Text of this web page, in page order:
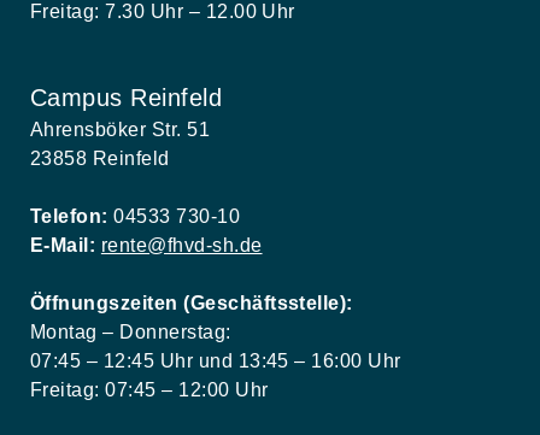
Freitag: 7.30 Uhr – 12.00 Uhr
Campus Reinfeld
Ahrensböker Str. 51
23858 Reinfeld
Telefon: 04533 730-10
E-Mail: rente@fhvd-sh.de
Öffnungszeiten (Geschäftsstelle):
Montag – Donnerstag:
07:45 – 12:45 Uhr und 13:45 – 16:00 Uhr
Freitag: 07:45 – 12:00 Uhr